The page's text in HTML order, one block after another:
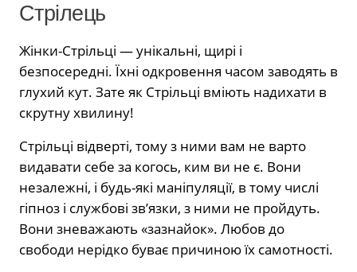
Стрілець
Жінки-Стрільці — унікальні, щирі і
безпосередні. Їхні одкровення часом заводять в
глухий кут. Зате як Стрільці вміють надихати в
скрутну хвилину!
Стрільці відверті, тому з ними вам не варто
видавати себе за когось, ким ви не є. Вони
незалежні, і будь-які маніпуляції, в тому числі
гіпноз і службові зв’язки, з ними не пройдуть.
Вони зневажають «зазнайок». Любов до
свободи нерідко буває причиною їх самотності.